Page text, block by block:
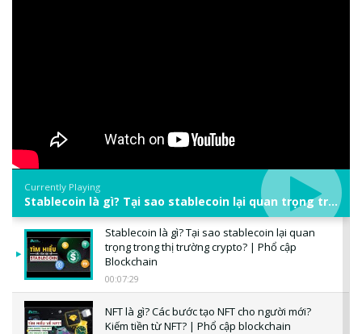
Currently Playing
Stablecoin là gì? Tại sao stablecoin lại quan trọng trong thị trường crypto? | Phổ cập Blockchain
Stablecoin là gì? Tại sao stablecoin lại quan
trọng trong thị trường crypto? | Phổ cập
Blockchain
00:07:29
NFT là gì? Các bước tạo NFT cho người mới?
Kiếm tiền từ NFT? | Phổ cập blockchain